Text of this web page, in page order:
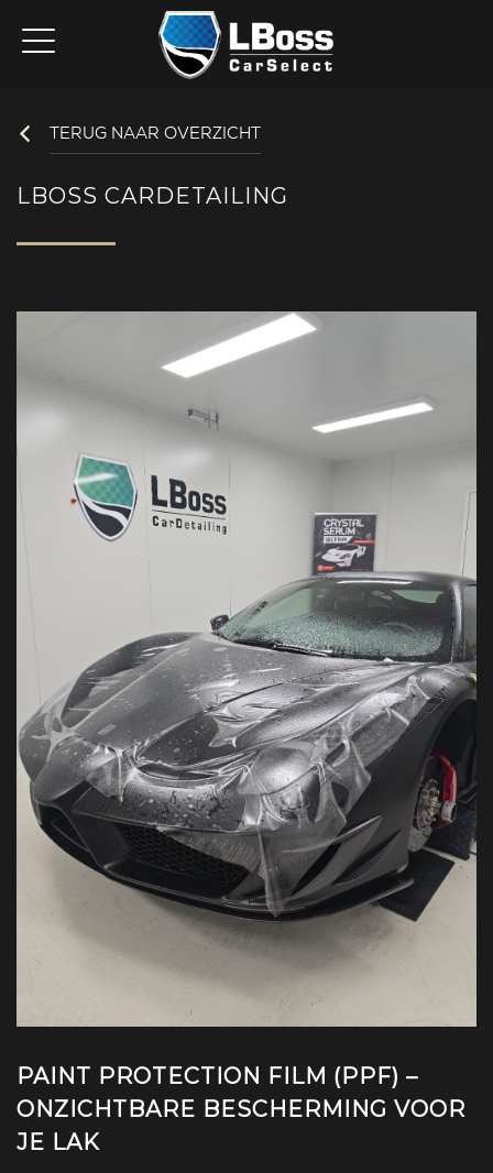
TERUG NAAR OVERZICHT
LBOSS CARDETAILING
PAINT PROTECTION FILM (PPF) –
ONZICHTBARE BESCHERMING VOOR
JE LAK